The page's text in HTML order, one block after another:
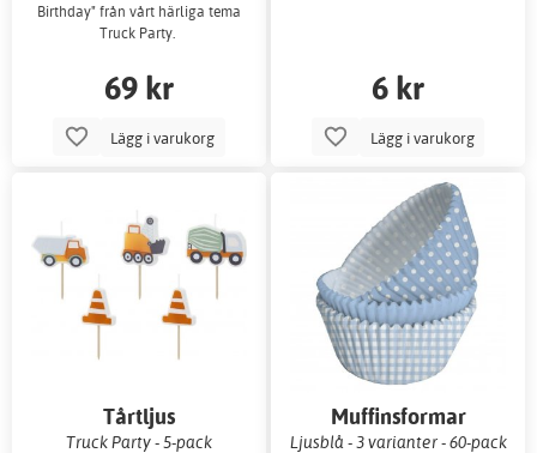
Birthday" från vårt härliga tema
Truck Party.
69 kr
Lägg i varukorg
6 kr
Lägg i varukorg
Tårtljus
Truck Party - 5-pack
Muffinsformar
Ljusblå - 3 varianter - 60-pack